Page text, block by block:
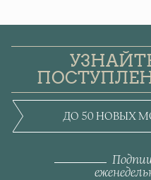
ДО 50 НОВЫХ